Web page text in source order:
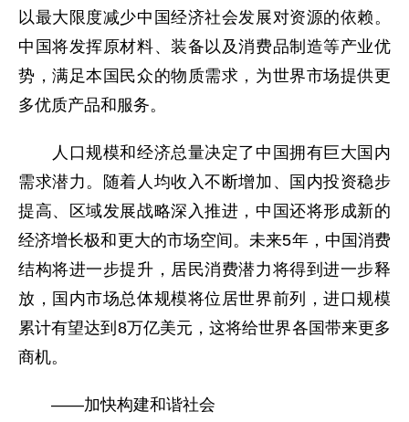
以最大限度减少中国经济社会发展对资源的依赖。
中国将发挥原材料、装备以及消费品制造等产业优
势，满足本国民众的物质需求，为世界市场提供更
多优质产品和服务。
人口规模和经济总量决定了中国拥有巨大国内
需求潜力。随着人均收入不断增加、国内投资稳步
提高、区域发展战略深入推进，中国还将形成新的
经济增长极和更大的市场空间。未来5年，中国消费
结构将进一步提升，居民消费潜力将得到进一步释
放，国内市场总体规模将位居世界前列，进口规模
累计有望达到8万亿美元，这将给世界各国带来更多
商机。
——加快构建和谐社会